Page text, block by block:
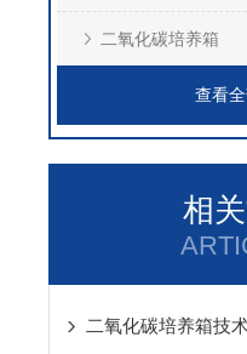
二氧化碳培养箱
查看
相
二氧化碳培养箱技